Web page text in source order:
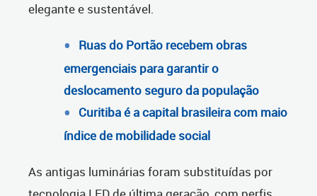
elegante e sustentável.
Ruas do Portão recebem obras
emergenciais para garantir o
deslocamento seguro da população
Curitiba é a capital brasileira com maio
índice de mobilidade social
As antigas luminárias foram substituídas por